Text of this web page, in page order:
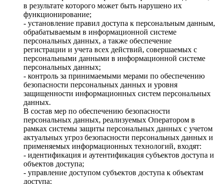
в результате которого может быть нарушено их
функционирование;
- установление правил доступа к персональным данным,
обрабатываемым в информационной системе
персональных данных, а также обеспечение
регистрации и учета всех действий, совершаемых с
персональными данными в информационной системе
персональных данных;
- контроль за принимаемыми мерами по обеспечению
безопасности персональных данных и уровня
защищенности информационных систем персональных
данных.
В состав мер по обеспечению безопасности
персональных данных, реализуемых Оператором в
рамках системы защиты персональных данных с учетом
актуальных угроз безопасности персональных данных и
применяемых информационных технологий, входят:
- идентификация и аутентификация субъектов доступа и
объектов доступа;
- управление доступом субъектов доступа к объектам
доступа;